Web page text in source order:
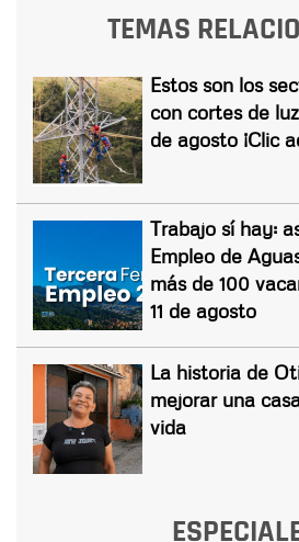
TEMAS
Estos son los
con cortes de
de agosto ¡Clic
Trabajo sí hay:
Empleo de
más de 100
11 de agosto
La historia de
mejorar una
vida